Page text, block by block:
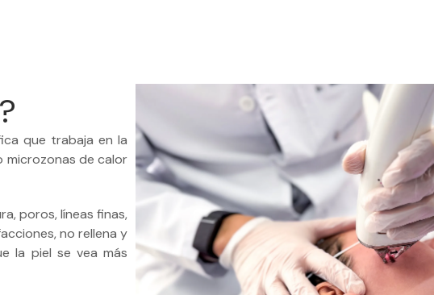
que trabaja en la
microzonas de calor
poros, líneas finas,
no rellena y
la piel se vea más